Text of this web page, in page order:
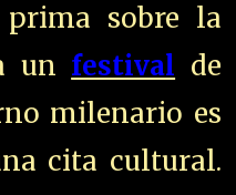
sobre la
un festival de
milenario es
cita cultural.